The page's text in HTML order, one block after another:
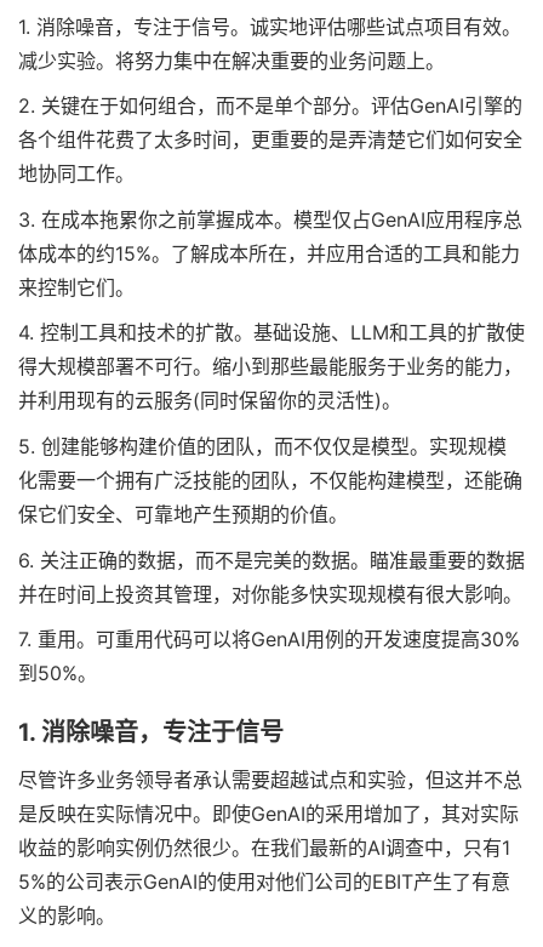
1. 消除噪音，专注于信号。诚实地评估哪些试点项目有效。
减少实验。将努力集中在解决重要的业务问题上。
2. 关键在于如何组合，而不是单个部分。评估GenAI引擎的
各个组件花费了太多时间，更重要的是弄清楚它们如何安全
地协同工作。
3. 在成本拖累你之前掌握成本。模型仅占GenAI应用程序总
体成本的约15%。了解成本所在，并应用合适的工具和能力
来控制它们。
4. 控制工具和技术的扩散。基础设施、LLM和工具的扩散使
得大规模部署不可行。缩小到那些最能服务于业务的能力，
并利用现有的云服务(同时保留你的灵活性)。
5. 创建能够构建价值的团队，而不仅仅是模型。实现规模
化需要一个拥有广泛技能的团队，不仅能构建模型，还能确
保它们安全、可靠地产生预期的价值。
6. 关注正确的数据，而不是完美的数据。瞄准最重要的数据
并在时间上投资其管理，对你能多快实现规模有很大影响。
7. 重用。可重用代码可以将GenAI用例的开发速度提高30%
到50%。
1. 消除噪音，专注于信号
尽管许多业务领导者承认需要超越试点和实验，但这并不总
是反映在实际情况中。即使GenAI的采用增加了，其对实际
收益的影响实例仍然很少。在我们最新的AI调查中，只有1
5%的公司表示GenAI的使用对他们公司的EBIT产生了有意
义的影响。